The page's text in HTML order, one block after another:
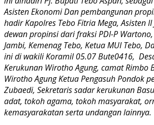
Asisten Ekonomi Dan pembangunan
hadir Kapolres Tebo Fitria Mega, Asisten
dewan propinsi dari fraksi PDI-P Wartono,
Jambi, Kemenag Tebo, Ketua MUI Tebo,
ini di wakili Koramil 05.07 Bute0416,
Kerukunan Wirotho Agung, camat Rimbo
Wirotho Agung Ketua Pengasuh Pondok
Zubaedi, Sekretaris sadar kerukunan
adat, tokoh agama, tokoh masyarakat,
kemasyarakatan serta undangan lainnya.